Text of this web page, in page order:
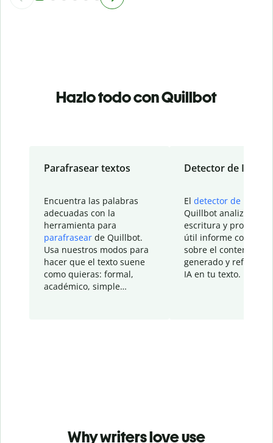
Hazlo todo con Quillbot
Parafrasear textos
Encuentra las palabras
adecuadas con la
herramienta para
parafrasear de Quillbot.
Usa nuestros modos para
hacer que el texto suene
como quieras: formal,
académico, simple…
Detector de IA
El detector de IA
Quillbot analiza tu
escritura y
útil informe con
sobre el contenido
generado y refinado
IA en tu texto.
Why writers love use